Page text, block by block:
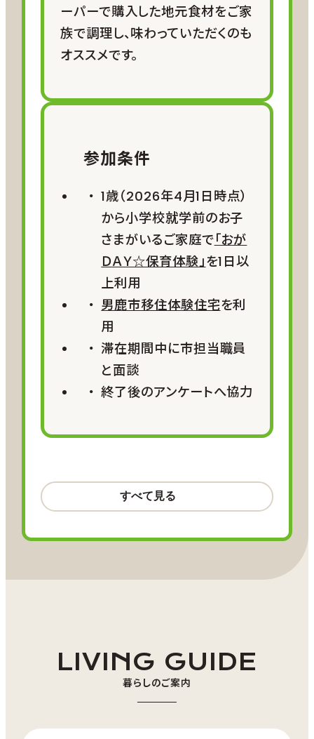
現地移動
お客様ご自身で手配
手配をお勧めします。男鹿駅近くに
食事
お客様ご自身で手配
※移住体験住宅には冷蔵庫、調理
家電、食器類等完備しています。
ご希望に合わせて調整
※移住体験住宅の空き状況により
日程の調整をさせていただく場合
がございます。
①おが暮らし二地域居住体験プラン
様な自然環境をフィールドとした趣味などの
アクティビティ体験を行っていただき、
男鹿半島での生活（おが暮らし）の魅力を体感
ーパーで購入した地元食材をご家
族で調理し、味わっていただくのも
オススメです。
参加条件
1歳（2026年4月1日時点）
から小学校就学前のお子
さまがいるご家庭で「おが
ＤＡＹ☆保育体験」を1日以
上利用
男鹿市移住体験住宅を利
用
滞在期間中に市担当職員
と面談
終了後のアンケートへ協力
航空サポート
羽田＝秋田 往復15,000 ANA
羽田＝大館能代 往復15,000 ANA
参加費用
■滞在期間中の移動費や飲食代、
行程に応じた体験料等は参加者の
自己負担です。
LIVING GUIDE
暮らしのご案内